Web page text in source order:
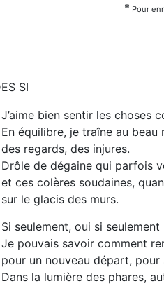
* Pour
SI
J’aime bien sentir les choses
En équilibre, je traîne au beau
des regards, des injures.
Drôle de dégaine qui parfois
et ces colères soudaines,
sur le glacis des murs.
Si seulement, oui si seulement
Je pouvais savoir comment
pour un nouveau départ, pour
Dans la lumière des phares,